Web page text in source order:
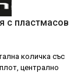
с пластмасов
количка със
централно